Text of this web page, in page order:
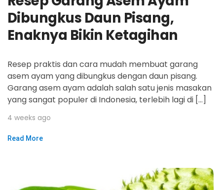
Dibungkus Daun Pisang,
Enaknya Bikin Ketagihan
Resep praktis dan cara mudah membuat garang
asem ayam yang dibungkus dengan daun pisang.
Garang asem ayam adalah salah satu jenis masakan
yang sangat populer di Indonesia, terlebih lagi di […]
4 weeks ago
Read More